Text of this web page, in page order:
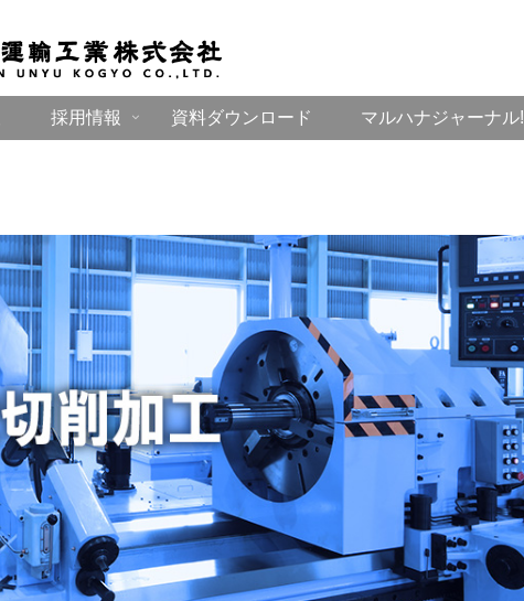
採用情報 資料ダウンロード マルハナジャーナル!